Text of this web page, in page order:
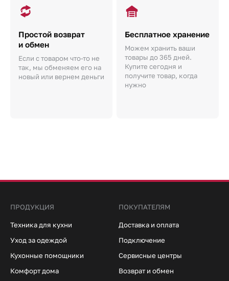
Простой возврат
и обмен
Если с товаром что-то не
так, мы обменяем его на
новый или вернем деньги
Бесплатное хранение
Можем хранить ваши
товары до 365 дней.
Купите сегодня и
получите товар, когда
нужно
ПРОДУКЦИЯ
Техника для кухни
Уход за одеждой
Кухонные помощники
Комфорт дома
ПОКУПАТЕЛЯМ
Доставка и оплата
Подключение
Сервисные центры
Возврат и обмен